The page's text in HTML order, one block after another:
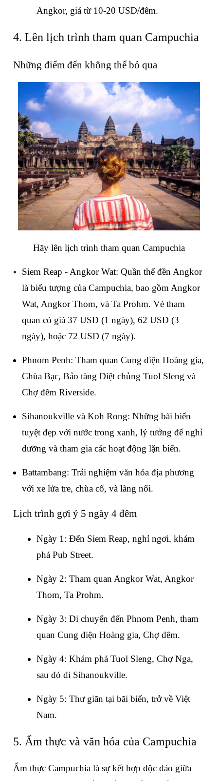
Angkor, giá từ 10-20 USD/đêm.
4. Lên lịch trình tham quan Campuchia
Những điểm đến không thể bỏ qua
Hãy lên lịch trình tham quan Campuchia
Siem Reap - Angkor Wat: Quần thể đền Angkor
là biểu tượng của Campuchia, bao gồm Angkor
Wat, Angkor Thom, và Ta Prohm. Vé tham
quan có giá 37 USD (1 ngày), 62 USD (3
ngày), hoặc 72 USD (7 ngày).
Phnom Penh: Tham quan Cung điện Hoàng gia,
Chùa Bạc, Bảo tàng Diệt chủng Tuol Sleng và
Chợ đêm Riverside.
Sihanoukville và Koh Rong: Những bãi biển
tuyệt đẹp với nước trong xanh, lý tưởng để nghỉ
dưỡng và tham gia các hoạt động lặn biển.
Battambang: Trải nghiệm văn hóa địa phương
với xe lửa tre, chùa cổ, và làng nổi.
Lịch trình gợi ý 5 ngày 4 đêm
Ngày 1: Đến Siem Reap, nghỉ ngơi, khám
phá Pub Street.
Ngày 2: Tham quan Angkor Wat, Angkor
Thom, Ta Prohm.
Ngày 3: Di chuyển đến Phnom Penh, tham
quan Cung điện Hoàng gia, Chợ đêm.
Ngày 4: Khám phá Tuol Sleng, Chợ Nga,
sau đó đi Sihanoukville.
Ngày 5: Thư giãn tại bãi biển, trở về Việt
Nam.
5. Ẩm thực và văn hóa của Campuchia
Ẩm thực Campuchia là sự kết hợp độc đáo giữa